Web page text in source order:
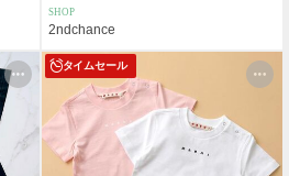
SHOP
2ndchance
タイムセール